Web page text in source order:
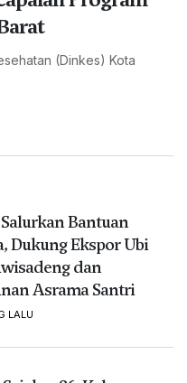
(Dinkes) Kota
Bantuan
Dukung Ekspor Ubi
dan
Asrama Santri
LALU